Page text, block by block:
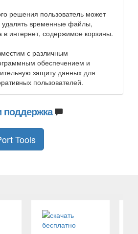
решения пользователь может
временные файлы,
в интернет, содержимое корзины.
с различным
обеспечением и
защиту данных для
пользователей.
поддержка
Tools